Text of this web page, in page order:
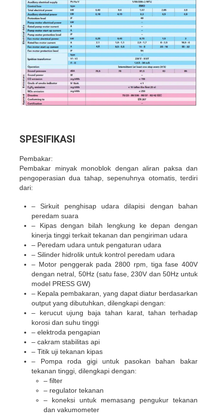
SPESIFIKASI
Pembakar:
Pembakar minyak monoblok dengan aliran paksa dan
pengoperasian dua tahap, sepenuhnya otomatis, terdiri
dari:
– Sirkuit penghisap udara dilapisi dengan bahan
peredam suara
– Kipas dengan bilah lengkung ke depan dengan
kinerja tinggi terkait tekanan dan pengiriman udara
– Peredam udara untuk pengaturan udara
– Silinder hidrolik untuk kontrol peredam udara
– Motor penggerak pada 2800 rpm, tiga fase 400V
dengan netral, 50Hz (satu fase, 230V dan 50Hz untuk
model PRESS GW)
– Kepala pembakaran, yang dapat diatur berdasarkan
output yang dibutuhkan, dilengkapi dengan:
– kerucut ujung baja tahan karat, tahan terhadap
korosi dan suhu tinggi
– elektroda pengapian
– cakram stabilitas api
– Titik uji tekanan kipas
– Pompa roda gigi untuk pasokan bahan bakar
tekanan tinggi, dilengkapi dengan:
– filter
– regulator tekanan
– koneksi untuk memasang pengukur tekanan
dan vakumometer